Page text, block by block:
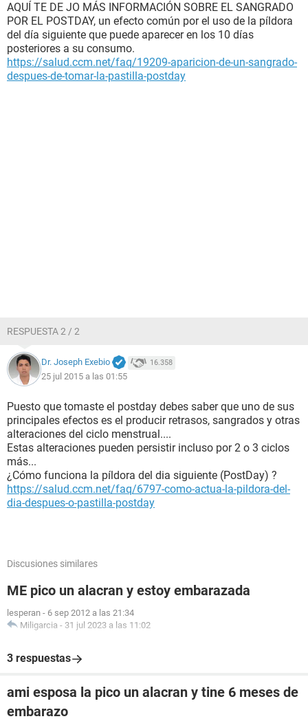
AQUÍ TE DE JO MÁS INFORMACIÓN SOBRE EL SANGRADO
POR EL POSTDAY, un efecto común por el uso de la píldora
del día siguiente que puede aparecer en los 10 días
posteriores a su consumo.
https://salud.ccm.net/faq/19209-aparicion-de-un-sangrado-
despues-de-tomar-la-pastilla-postday
RESPUESTA 2 / 2
Dr. Joseph Exebio 16.358
25 jul 2015 a las 01:55
Puesto que tomaste el postday debes saber que uno de sus
principales efectos es el producir retrasos, sangrados y otras
alteraciones del ciclo menstrual....
Estas alteraciones pueden persistir incluso por 2 o 3 ciclos
más...
¿Cómo funciona la píldora del dia siguiente (PostDay) ?
https://salud.ccm.net/faq/6797-como-actua-la-pildora-del-
dia-despues-o-pastilla-postday
Discusiones similares
ME pico un alacran y estoy embarazada
lesperan - 6 sep 2012 a las 21:34
Miligarcia - 31 jul 2023 a las 11:02
3 respuestas
ami esposa la pico un alacran y tine 6 meses de
embarazo